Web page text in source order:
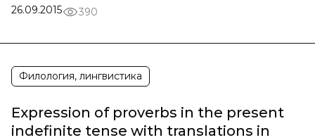
26.09.2015
390
Филология, лингвистика
Expression of proverbs in the present
indefinite tense with translations in